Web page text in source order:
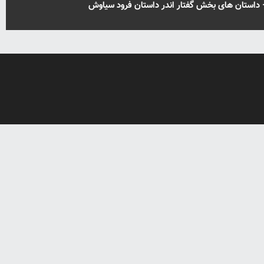
داستان های بخش گفتار اندر داستان فرود سیاوش